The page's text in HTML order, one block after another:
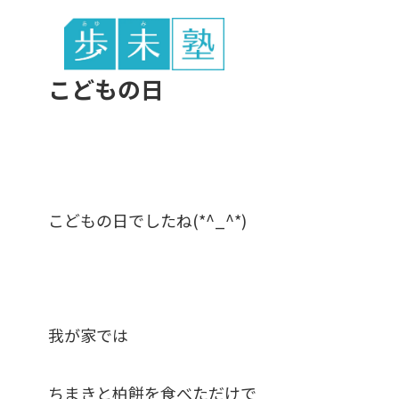
東谷中生の
こどもの日
こどもの日でしたね(*^_^*)
我が家では
ちまきと柏餅を食べただけで